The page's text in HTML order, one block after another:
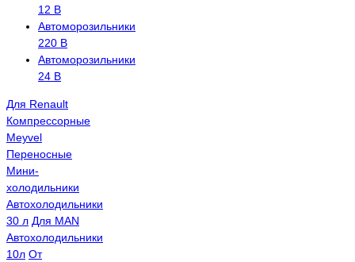
12 В
Автоморозильники
220 В
Автоморозильники
24 В
Для Renault
Компрессорные
Meyvel
Переносные
Мини-
холодильники
Автохолодильники
30 л Для MAN
Автохолодильники
10л От